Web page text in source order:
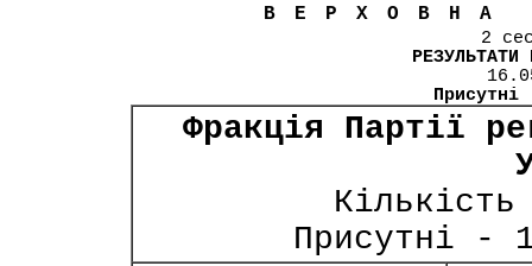
2
РЕЗУЛЬТАТИ
Фракція Партії
Присутні -